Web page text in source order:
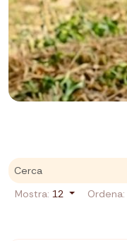
Mostra: 12 Ordena: